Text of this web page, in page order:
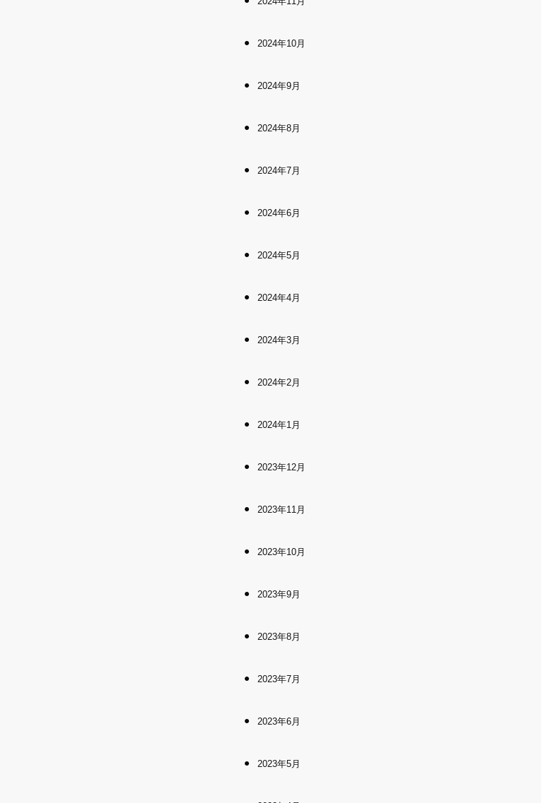
2024年10月
2024年9月
2024年8月
2024年7月
2024年6月
2024年5月
2024年4月
2024年3月
2024年2月
2024年1月
2023年12月
2023年11月
2023年10月
2023年9月
2023年8月
2023年7月
2023年6月
2023年5月